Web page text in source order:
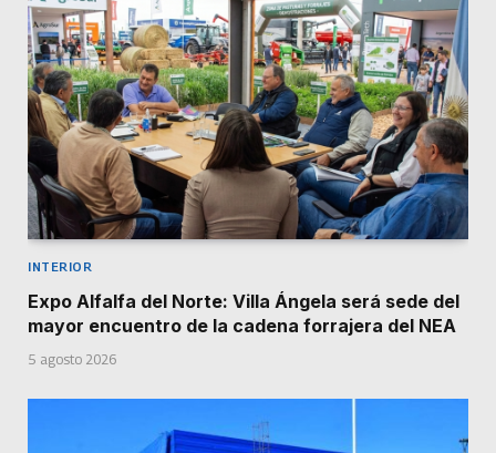
INTERIOR
Expo Alfalfa del Norte: Villa Ángela será sede del
mayor encuentro de la cadena forrajera del NEA
5 agosto 2026